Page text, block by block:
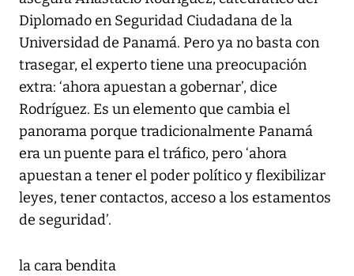
Diplomado en Seguridad Ciudadana de la
Universidad de Panamá. Pero ya no basta con
trasegar, el experto tiene una preocupación
extra: ‘ahora apuestan a gobernar’, dice
Rodríguez. Es un elemento que cambia el
panorama porque tradicionalmente Panamá
era un puente para el tráfico, pero ‘ahora
apuestan a tener el poder político y flexibilizar
leyes, tener contactos, acceso a los estamentos
de seguridad’.
la cara bendita